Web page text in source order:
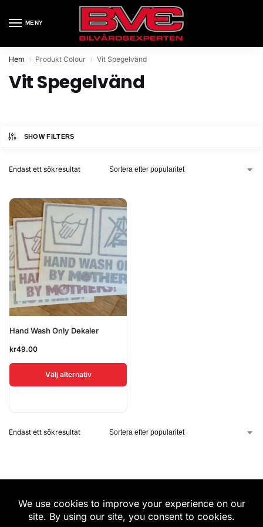
MENY
Hem / Produkt Colour / Vit Spegelvänd
Vit Spegelvänd
SHOW FILTERS
Endast ett sökresultat
Hand Wash Only Dekaler
kr49.00
Välj alternativ
Endast ett sökresultat